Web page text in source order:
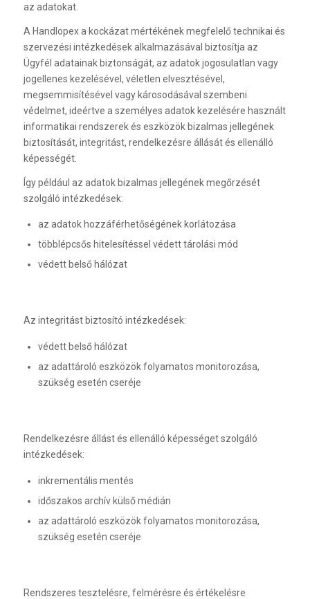
az adatokat.
A Handlopex a kockázat mértékének megfelelő technikai és
szervezési intézkedések alkalmazásával biztosítja az
Ügyfél adatainak biztonságát, az adatok jogosulatlan vagy
jogellenes kezelésével, véletlen elvesztésével,
megsemmisítésével vagy károsodásával szembeni
védelmet, ideértve a személyes adatok kezelésére használt
informatikai rendszerek és eszközök bizalmas jellegének
biztosítását, integritást, rendelkezésre állását és ellenálló
képességét.
Így például az adatok bizalmas jellegének megőrzését
szolgáló intézkedések:
az adatok hozzáférhetőségének korlátozása
többlépcsős hitelesítéssel védett tárolási mód
védett belső hálózat
Az integritást biztosító intézkedések:
védett belső hálózat
az adattároló eszközök folyamatos monitorozása,
szükség esetén cseréje
Rendelkezésre állást és ellenálló képességet szolgáló
intézkedések:
inkrementális mentés
időszakos archív külső médián
az adattároló eszközök folyamatos monitorozása,
szükség esetén cseréje
Rendszeres tesztelésre, felmérésre és értékelésre